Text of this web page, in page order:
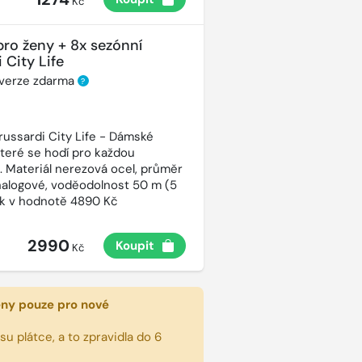
ženy + 8x sezónní
City Life
zdarma ?
City Life - Dámské
se hodí pro každou
Materiál nerezová ocel, průměr
voděodolnost 50 m (5
v hodnotě 4890 Kč
2990Kč Koupit
pouze pro nové
plátce, a to zpravidla do 6